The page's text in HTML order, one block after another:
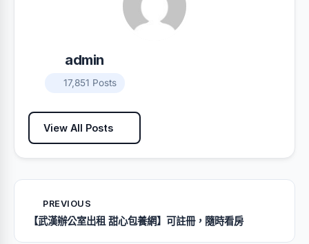
admin
17,851 Posts
View All Posts
PREVIOUS
【武漢辦公室出租 甜心包養網】可註冊，隨時看房